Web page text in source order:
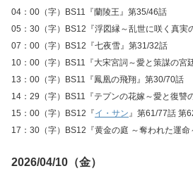
04：00（字）BS11『蘭陵王』第35/46話
05：30（字）BS12『浮図縁～乱世に咲く真実
07：00（字）BS12『七夜雪』第31/32話
10：00（字）BS11『大宋宮詞～愛と策謀の宮
13：00（字）BS11『鳳凰の飛翔』第30/70話
14：29（字）BS11『テプンの花嫁～愛と復讐
15：00（字）BS12『イ・サン』第61/77話 第
17：30（字）BS12『黄金の庭 ～奪われた運命
2026/04/10（金）